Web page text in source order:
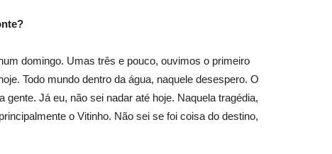
domingo. Umas três e pouco, ouvimos o primeiro
Todo mundo dentro da água, naquele desespero. O
Já eu, não sei nadar até hoje. Naquela tragédia,
o Vitinho. Não sei se foi coisa do destino,